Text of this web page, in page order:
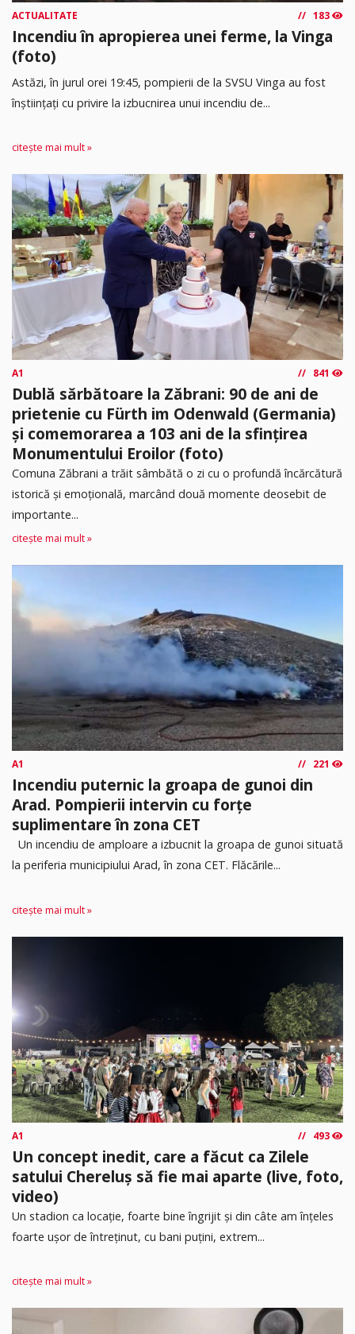
ACTUALITATE 183
Incendiu în apropierea unei ferme, la Vinga
(foto)
Astăzi, în jurul orei 19:45, pompierii de la SVSU Vinga au fost
înștiințați cu privire la izbucnirea unui incendiu de...
citește mai mult »
A1 841
Dublă sărbătoare la Zăbrani: 90 de ani de
prietenie cu Fürth im Odenwald (Germania)
și comemorarea a 103 ani de la sfințirea
Monumentului Eroilor (foto)
Comuna Zăbrani a trăit sâmbătă o zi cu o profundă încărcătură
istorică și emoțională, marcând două momente deosebit de
importante...
citește mai mult »
A1 221
Incendiu puternic la groapa de gunoi din
Arad. Pompierii intervin cu forțe
suplimentare în zona CET
Un incendiu de amploare a izbucnit la groapa de gunoi situată
la periferia municipiului Arad, în zona CET. Flăcările...
citește mai mult »
A1 493
Un concept inedit, care a făcut ca Zilele
satului Chereluș să fie mai aparte (live, foto,
video)
Un stadion ca locație, foarte bine îngrijit și din câte am înțeles
foarte ușor de întreținut, cu bani puțini, extrem...
citește mai mult »